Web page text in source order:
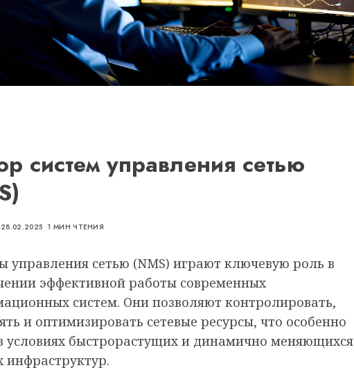
систем управления сетью
28.02.2025 1 МИН ЧТЕНИЯ
управления сетью (NMS) играют ключевую роль в
эффективной работы современных
систем. Они позволяют контролировать,
и оптимизировать сетевые ресурсы, что особенно
условиях быстрорастущих и динамично меняющихся
инфраструктур.